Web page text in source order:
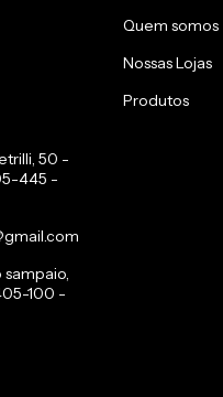
50 -
445 -
100 -
Quem somos
Nossas Lojas
Produtos